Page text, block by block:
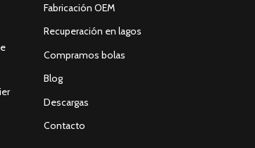
Fabricación OEM
Recuperación en lagos
Compramos bolas
Blog
Descargas
Contacto